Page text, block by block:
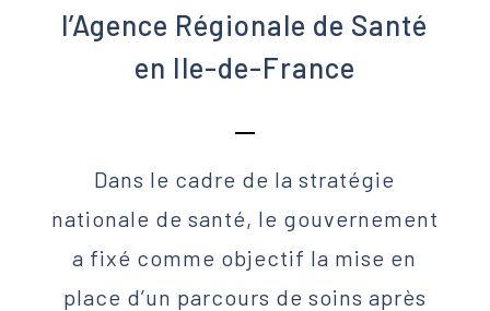
l’Agence Régionale de Santé
en Ile-de-France
Dans le cadre de la stratégie
nationale de santé, le gouvernement
a fixé comme objectif la mise en
place d’un parcours de soins après